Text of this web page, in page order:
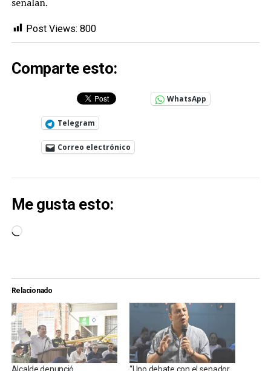
Post Views: 800
Comparte esto:
WhatsApp
Telegram
Correo electrónico
Me gusta esto:
Cargando...
Relacionado